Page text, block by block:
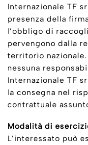
Internazionale TF
presenza della
l’obbligo di
pervengono dalla
territorio
nessuna
Internazionale TF
la consegna nel
contrattuale
Modalità di
L’interessato può